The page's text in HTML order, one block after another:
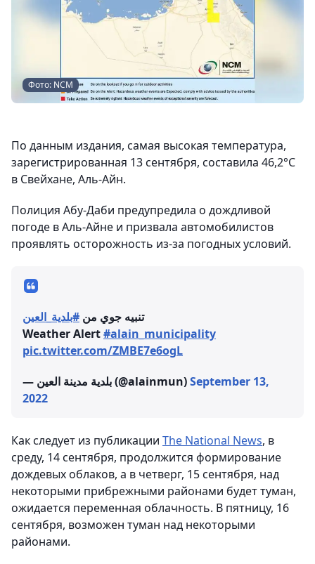
Фото: NCM
По данным издания, самая высокая температура,
зарегистрированная 13 сентября, составила 46,2°C
в Свейхане, Аль-Айн.
Полиция Абу-Даби предупредила о дождливой
погоде в Аль-Айне и призвала автомобилистов
проявлять осторожность из-за погодных условий.
تنبيه جوي من #بلدية_العين
Weather Alert#alain_municipality
pic.twitter.com/ZMBE7e6ogL
— بلدية مدينة العين (@alainmun)September 13,
2022
Как следует из публикации The National News, в
среду, 14 сентября, продолжится формирование
дождевых облаков, а в четверг, 15 сентября, над
некоторыми прибрежными районами будет туман,
ожидается переменная облачность. В пятницу, 16
сентября, возможен туман над некоторыми
районами.